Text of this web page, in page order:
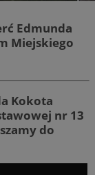
Edmunda
Miejskiego
Kokota
nr 13
do